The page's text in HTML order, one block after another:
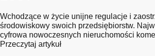
Wchodzące w życie unijne regulacje i
środowiskowy swoich przedsiębiorstw.
cyfrowa nowoczesnych nieruchomości
Przeczytaj artykuł